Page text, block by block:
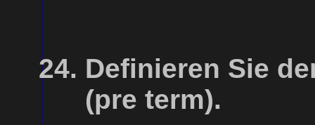
Definieren Sie
(pre term).